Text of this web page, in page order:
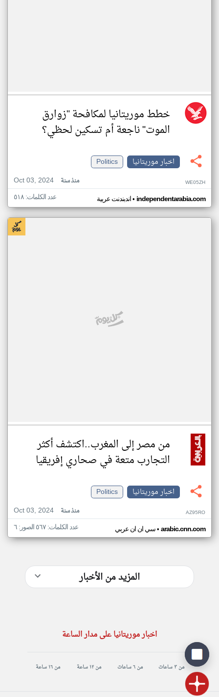
خطط موريتانيا لمكافحة "زوارق
الموت" ناجعة أم تسكين لحظي؟
اخبار موريتانيا
Politics
Oct 03, 2024
منذ سنة WE05ZH
اندبندنت عربية• independentarabia.com عدد الكلمات: ٥١٨
من مصر إلى المغرب..اكتشف أكثر
التجارب متعة في صحاري إفريقيا
اخبار موريتانيا
Politics
Oct 03, 2024
منذ سنة AZ95RO
سي ان ان عربي• arabic.cnn.com عدد الكلمات: ٥٦٧ الصور: ٦
المزيد من الأخبار
اخبار موريتانيا على مدار الساعة
من ٣ ساعات من ٦ ساعات من ١٢ ساعة من ١٦ ساعة